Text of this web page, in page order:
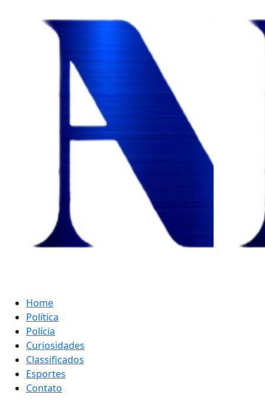
Home
Política
Polícia
Curiosidades
Classificados
Esportes
Contato